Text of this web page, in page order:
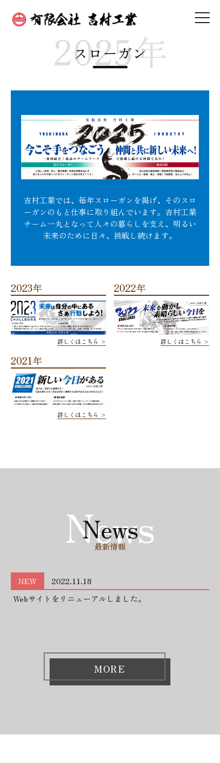
2025年
スローガン
吉村工業では、毎年スローガンを掲げ、そのスロ
ーガンのもと仕事に取り組んでいます。吉村工業
チーム一丸となって人々の暮らしを支え、明るい
未来のために日々、挑戦し続けます。
2023年
詳しくはこちら >
2022年
詳しくはこちら >
2021年
詳しくはこちら >
News
News
最新情報
NEW
2022.11.18
Webサイトをリニューアルしました。
MORE